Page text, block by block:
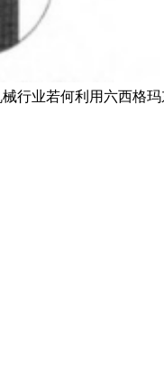
行业若何利用六西格